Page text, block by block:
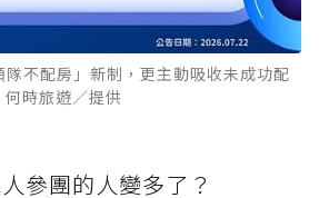
不配房」新制，更主動吸收未成功配
時旅遊／提供
參團的人變多了？